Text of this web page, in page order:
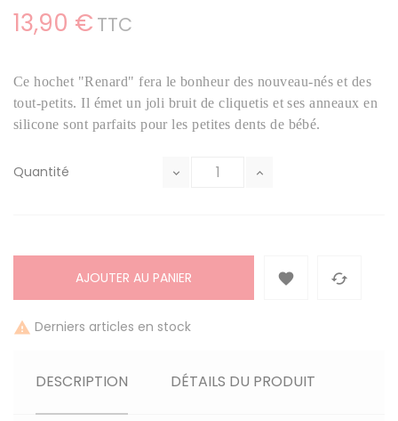
13,90 € TTC
Ce hochet "Renard" fera le bonheur des nouveau-nés et des
tout-petits. Il émet un joli bruit de cliquetis et ses anneaux en
silicone sont parfaits pour les petites dents de bébé.
Quantité
AJOUTER AU PANIER  
 Derniers articles en stock
DESCRIPTION DÉTAILS DU PRODUIT